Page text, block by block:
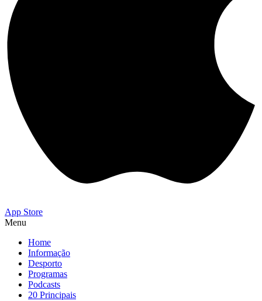
App Store
Menu
Home
Informação
Desporto
Programas
Podcasts
20 Principais